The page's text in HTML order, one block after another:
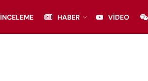
İNCELEME HABER VIDEO